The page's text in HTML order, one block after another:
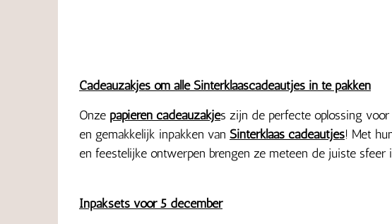
Cadeauzakjes om alle Sinterklaascadeautjes in te pakken
Onze papieren cadeauzakjes zijn de perfecte oplossing
en gemakkelijk inpakken van Sinterklaas cadeautjes! Met
en feestelijke ontwerpen brengen ze meteen de juiste sfeer
Inpaksets voor 5 december